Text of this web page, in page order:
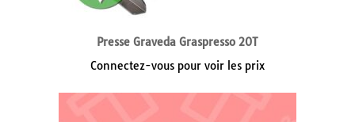
Presse Graveda Graspresso 20T
Connectez-vous pour voir les prix